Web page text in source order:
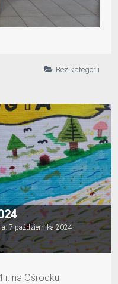
Bez kategorii
7 października 2024
r. na Ośrodku